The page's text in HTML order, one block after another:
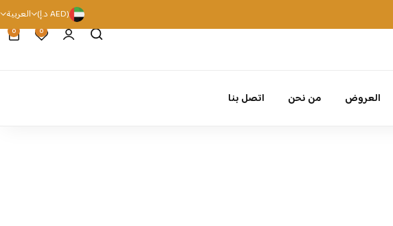
(AED د.إ) العربية
0
0
العروض من نحن اتصل بنا